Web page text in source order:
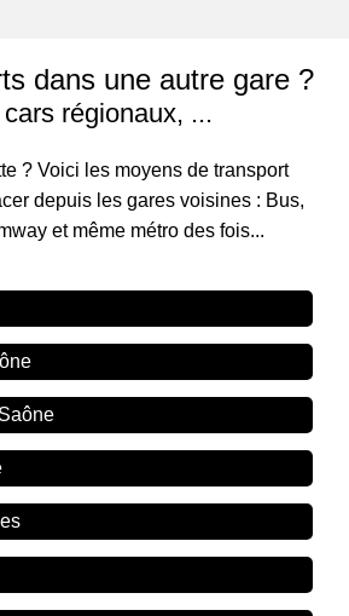
dans une autre gare ?
régionaux, ...
? Voici les moyens de transport
depuis les gares voisines : Bus,
et même métro des fois...